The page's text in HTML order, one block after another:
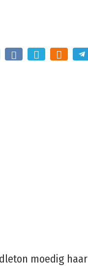
moedig haar